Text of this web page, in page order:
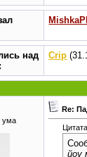
над
Crip
ума
Re:
йоу